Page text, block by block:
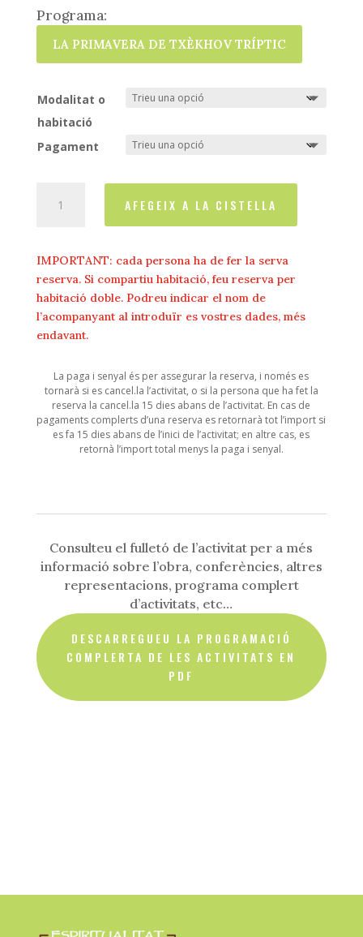
Programa:
LA PRIMAVERA DE TXÈKHOV TRÍPTIC
Modalitat o
habitació
Pagament
D‘ANTON
TXÈKHOV
(Del
24
al
maig
2024)
AFEGEIX A LA CISTELLA
IMPORTANT: cada persona ha de fer la serva
reserva. Si compartiu habitació, feu reserva per
habitació doble. Podreu indicar el nom de
l’acompanyant al introduïr es vostres dades, més
endavant.
La paga i senyal és per assegurar la reserva, i només es
tornarà si es cancel.la l’activitat, o si la persona que ha fet la
reserva la cancel.la 15 dies abans de l’activitat. En cas de
pagaments complerts d’una reserva es retornarà tot l’import si
es fa 15 dies abans de l’inici de l’activitat; en altre cas, es
retornà l’import total menys la paga i senyal.
Consulteu el fulletó de l’activitat per a més
informació sobre l’obra, conferències, altres
representacions, programa complert
d’activitats, etc…
DESCARREGUEU LA PROGRAMACIÓ
COMPLERTA DE LES ACTIVITATS EN
PDF